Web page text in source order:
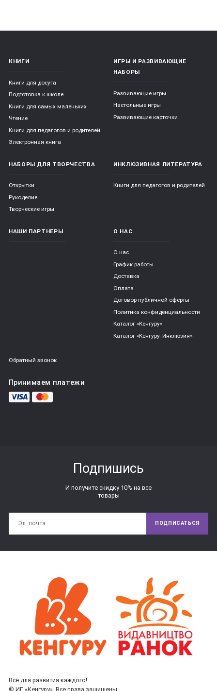
КНИГИ
Книги для досуга
Подготовка к школе
Книги для самых маленьких
Чтение
Книги для педагогов и родителей
Электронная книга
ИГРЫ И РАЗВИВАЮЩИЕ
НАБОРЫ
Развивающие игры
Настольные игры
Развивающие карточки
НАБОРЫ ДЛЯ ТВОРЧЕСТВА
Открытки
Рукоделие
Творческие игры
ИНКЛЮЗИВНАЯ ЛИТЕРАТУРА
Книги для педагогов и родителей
НАШИ ПАРТНЕРЫ О НАС
О нас
График работы
Доставка
Оплата
Договор публичной оферты
Политика конфиденциальности
Каталог «Кенгуру»
Каталог «Кенгуру. Инклюзия»
Обратный звонок
Принимаем платежи
Подпишись
И получите скидку 10% на все
товары
ПОДПИСАТЬСЯ
Всё для развития каждого!
© ИГ «Кенгуру». Все права защищены